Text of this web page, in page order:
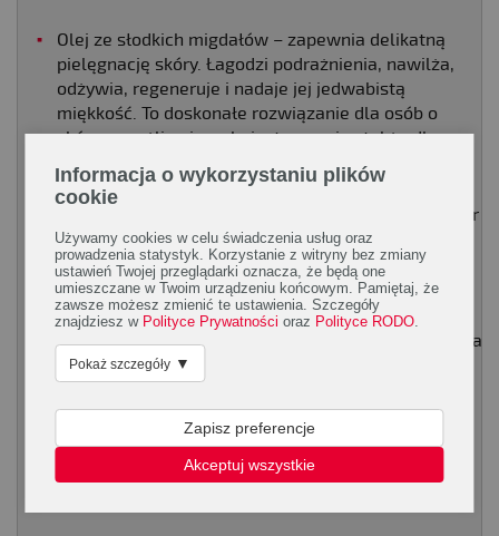
Olej ze słodkich migdałów – zapewnia delikatną
pielęgnację skóry. Łagodzi podrażnienia, nawilża,
odżywia, regeneruje i nadaje jej jedwabistą
miękkość. To doskonałe rozwiązanie dla osób o
skórze wrażliwej, suchej, atopowej, a także dla
dzieci.
Masło shea – to intensywny nawilżacz i regenerator
skóry. Wygładza ją, odżywia, łagodzi podrażnienia i
zaczerwienienie. Zmniejsza świąd i łuszczenie.
Idealne do pielęgnacji suchych miejsc.
Autor: Marta Nowacka
Informacja o wykorzystaniu plików
cookie
Używamy cookies w celu świadczenia usług oraz
prowadzenia statystyk. Korzystanie z witryny bez zmiany
ustawień Twojej przeglądarki oznacza, że będą one
umieszczane w Twoim urządzeniu końcowym. Pamiętaj, że
zawsze możesz zmienić te ustawienia. Szczegóły
znajdziesz w Polityce Prywatności oraz Polityce RODO
Pokaż szczegóły ▼
Zapisz preferencje
Akceptuj wszystkie